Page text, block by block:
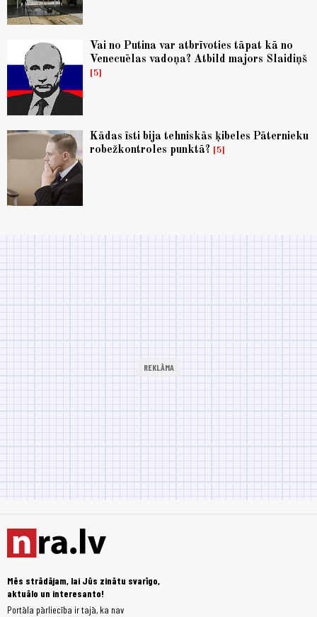
Vai no Putina var atbrīvoties tāpat kā no
Venecuēlas vadoņa? Atbild majors Slaidiņš
5
Kādas īsti bija tehniskās ķibeles Pāternieku
robežkontroles punktā?
5
Mēs strādājam, lai Jūs zinātu svarīgo,
aktuālo un interesanto!
Portāla pārliecība ir tajā, ka nav